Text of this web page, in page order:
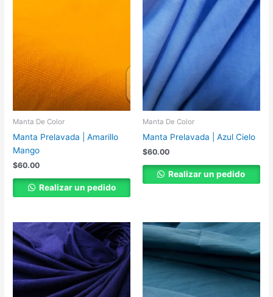
Manta De Color
Manta Prelavada | Amarillo
Mango
$60.00
Realizar un pedido
Manta De Color
Manta Prelavada | Azul Cielo
$60.00
Realizar un pedido